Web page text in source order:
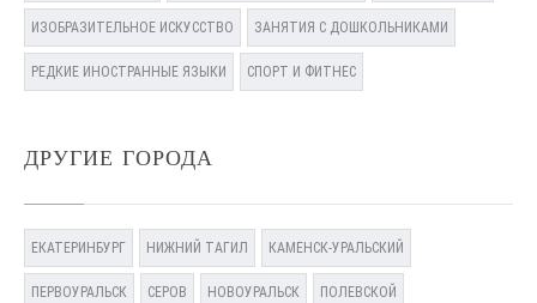
ИЗОБРАЗИТЕЛЬНОЕ ИСКУССТВО ЗАНЯТИЯ С ДОШКОЛЬНИКАМИ
РЕДКИЕ ИНОСТРАННЫЕ ЯЗЫКИ СПОРТ И ФИТНЕС
ДРУГИЕ ГОРОДА
ЕКАТЕРИНБУРГ НИЖНИЙ ТАГИЛ КАМЕНСК-УРАЛЬСКИЙ
ПЕРВОУРАЛЬСК СЕРОВ НОВОУРАЛЬСК ПОЛЕВСКОЙ